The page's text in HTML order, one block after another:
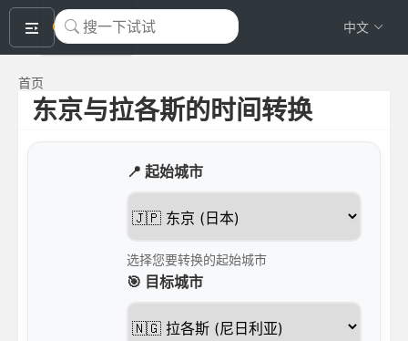
okeyTool 中文
首页
东京与拉各斯的时间转换
📍 起始城市
选择您要转换的起始城市
🎯 目标城市